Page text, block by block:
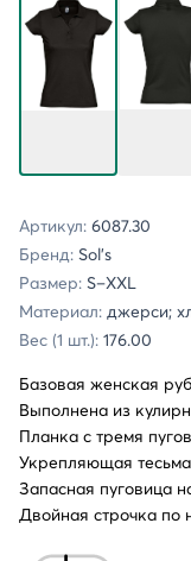
Артикул: 6087.30
Бренд: Sol's
Размер: S–XXL
Материал: джерси;
Вес (1 шт.): 176.00
Базовая женская
Выполнена из
Планка с тремя
Укрепляющая тесьма
Запасная пуговица
Двойная строчка по